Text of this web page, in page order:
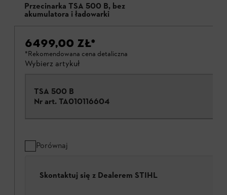
Przecinarka TSA 500 B, bez
akumulatora i ładowarki
6499,00 ZŁ*
*Rekomendowana cena detaliczna
Wybierz artykuł
TSA 500 B
Nr art. TA010116604
Porównaj
Skontaktuj się z Dealerem STIHL